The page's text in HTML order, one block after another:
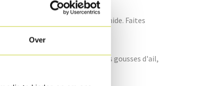
Over
côtés dans de l'huile d'arachide. Faites
jus de citron, la pâte de curry, les gousses d'ail,